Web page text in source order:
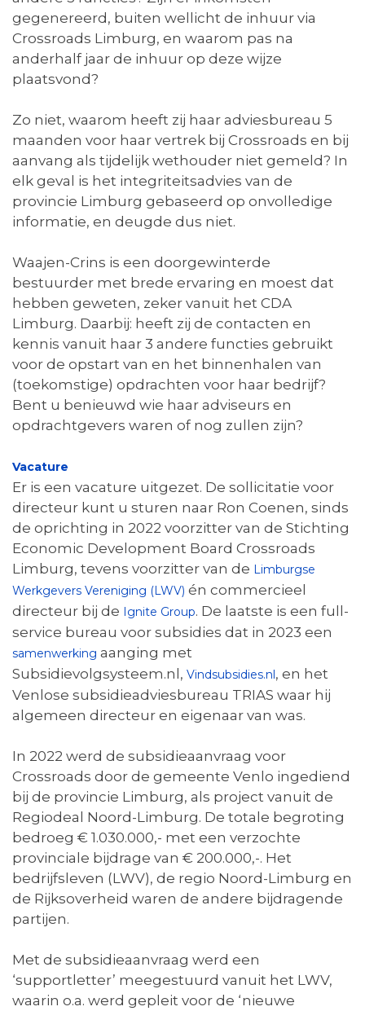
gegenereerd, buiten wellicht de inhuur via
Crossroads Limburg, en waarom pas na
anderhalf jaar de inhuur op deze wijze
plaatsvond?
Zo niet, waarom heeft zij haar adviesbureau 5
maanden voor haar vertrek bij Crossroads en bij
aanvang als tijdelijk wethouder niet gemeld? In
elk geval is het integriteitsadvies van de
provincie Limburg gebaseerd op onvolledige
informatie, en deugde dus niet.
Waajen-Crins is een doorgewinterde
bestuurder met brede ervaring en moest dat
hebben geweten, zeker vanuit het CDA
Limburg. Daarbij: heeft zij de contacten en
kennis vanuit haar 3 andere functies gebruikt
voor de opstart van en het binnenhalen van
(toekomstige) opdrachten voor haar bedrijf?
Bent u benieuwd wie haar adviseurs en
opdrachtgevers waren of nog zullen zijn?
Vacature
Er is een vacature uitgezet. De sollicitatie voor
directeur kunt u sturen naar Ron Coenen, sinds
de oprichting in 2022 voorzitter van de Stichting
Economic Development Board Crossroads
Limburg, tevens voorzitter van de Limburgse
Werkgevers Vereniging (LWV) én commercieel
directeur bij de Ignite Group. De laatste is een full-
service bureau voor subsidies dat in 2023 een
samenwerking aanging met
Subsidievolgsysteem.nl, Vindsubsidies.nl, en het
Venlose subsidieadviesbureau TRIAS waar hij
algemeen directeur en eigenaar van was.
In 2022 werd de subsidieaanvraag voor
Crossroads door de gemeente Venlo ingediend
bij de provincie Limburg, als project vanuit de
Regiodeal Noord-Limburg. De totale begroting
bedroeg € 1.030.000,- met een verzochte
provinciale bijdrage van € 200.000,-. Het
bedrijfsleven (LWV), de regio Noord-Limburg en
de Rijksoverheid waren de andere bijdragende
partijen.
Met de subsidieaanvraag werd een
‘supportletter’ meegestuurd vanuit het LWV,
waarin o.a. werd gepleit voor de ‘nieuwe